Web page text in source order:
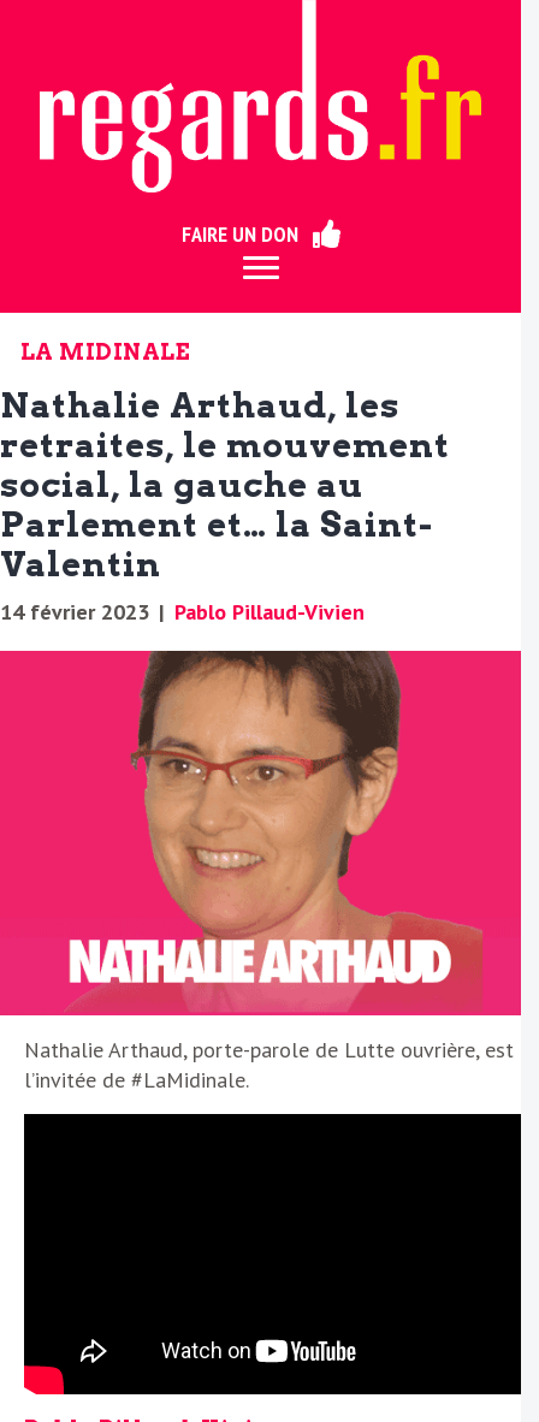
FAIRE UN DON
LA MIDINALE
Nathalie Arthaud, les
retraites, le mouvement
social, la gauche au
Parlement et… la Saint-
Valentin
14 février 2023 | Pablo Pillaud-Vivien
Nathalie Arthaud, porte-parole de Lutte ouvrière, est
l’invitée de #LaMidinale.